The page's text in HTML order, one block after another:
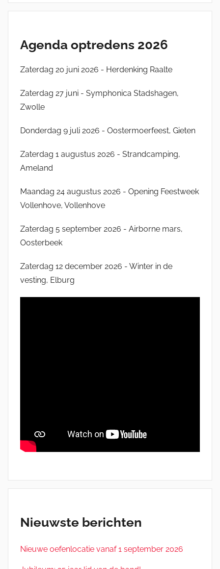
Agenda optredens 2026
Zaterdag 20 juni 2026 - Herdenking Raalte
Zaterdag 27 juni - Symphonica Stadshagen,
Zwolle
Donderdag 9 juli 2026 - Oostermoerfeest, Gieten
Zaterdag 1 augustus 2026 - Strandcamping,
Ameland
Maandag 24 augustus 2026 - Opening Feestweek
Vollenhove, Vollenhove
Zaterdag 5 september 2026 - Airborne mars,
Oosterbeek
Zaterdag 12 december 2026 - Winter in de
vesting, Elburg
Nieuwste berichten
Nieuwe oefenlocatie vanaf 1 september 2026